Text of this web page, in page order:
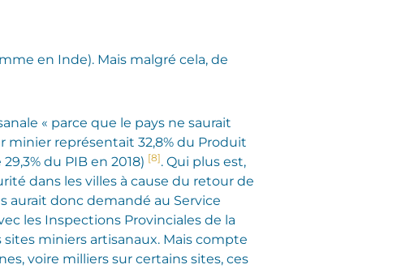
en Inde). Mais malgré cela, de
« parce que le pays ne saurait
minier représentait 32,8% du Produit
du PIB en 2018) [8]. Qui plus est,
dans les villes à cause du retour de
aurait donc demandé au Service
les Inspections Provinciales de la
miniers artisanaux. Mais compte
voire milliers sur certains sites, ces